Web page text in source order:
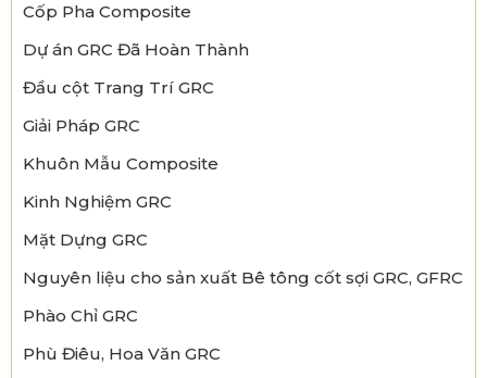
Cốp Pha Composite
Dự án GRC Đã Hoàn Thành
Đầu cột Trang Trí GRC
Giải Pháp GRC
Khuôn Mẫu Composite
Kinh Nghiệm GRC
Mặt Dựng GRC
Nguyên liệu cho sản xuất Bê tông cốt sợi GRC, GFRC
Phào Chỉ GRC
Phù Điêu, Hoa Văn GRC